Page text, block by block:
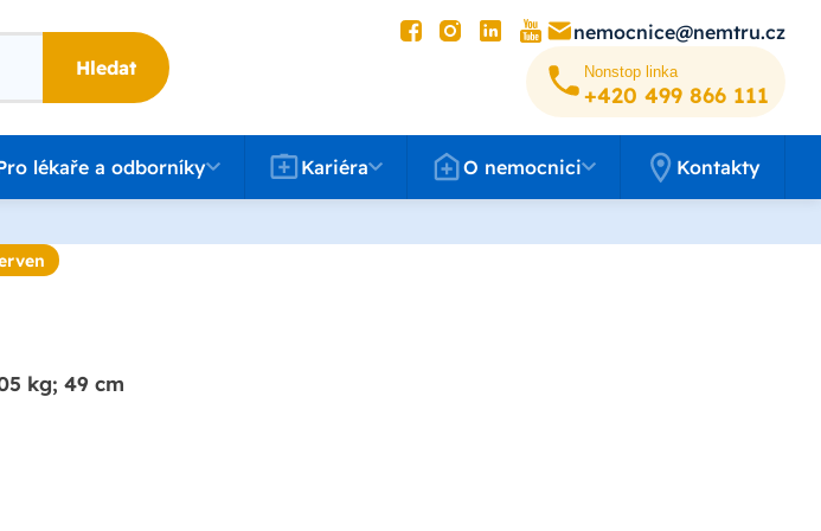
Hledat
nemocnice@nemtru.cz
Nonstop linka
+420 499 8­66 111
a odborníky
lékaře a odborníky
Kariéra
Kariéra
O nemocnici
O nemocnici Kontakty
kg; 49 cm